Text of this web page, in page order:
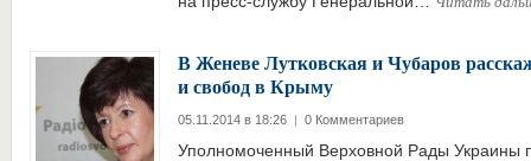
В Женеве Лутковская и Чубаров
и свобод в Крыму
05.11.2014 в 18:26 | 0 Комментариев
Уполномоченный Верховной Рады Украины